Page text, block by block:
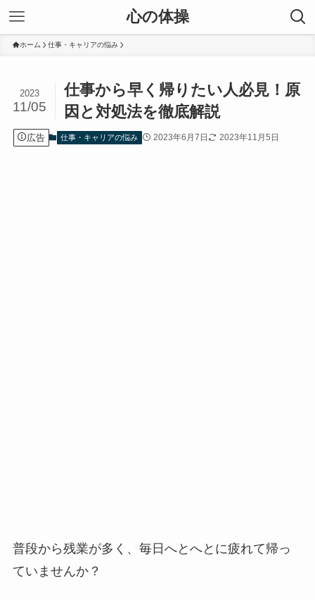
心の体操
ホーム 仕事・キャリアの悩み
仕事から早く帰りたい人必見！原
因と対処法を徹底解説
2023
11/05
広告 仕事・キャリアの悩み 2023年6月7日 2023年11月5日
普段から残業が多く、毎日へとへとに疲れて帰っ
ていませんか？